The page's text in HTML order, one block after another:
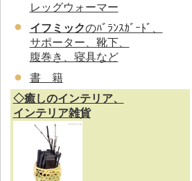
レッグウォーマー
イフミックのﾊﾞﾗﾝｽｶﾞｰﾄﾞ、
サポーター、靴下、
腹巻き、寝具など
書 籍
◇癒しのインテリア、
インテリア雑貨